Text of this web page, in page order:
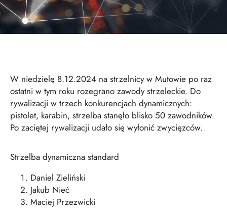
W niedzielę 8.12.2024 na strzelnicy w Mutowie po raz
ostatni w tym roku rozegrano zawody strzeleckie. Do
rywalizacji w trzech konkurencjach dynamicznych:
pistolet, karabin, strzelba stanęło blisko 50 zawodników.
Po zaciętej rywalizacji udało się wyłonić zwycięzców.
Strzelba dynamiczna standard
Daniel Zieliński
Jakub Nieć
Maciej Przezwicki